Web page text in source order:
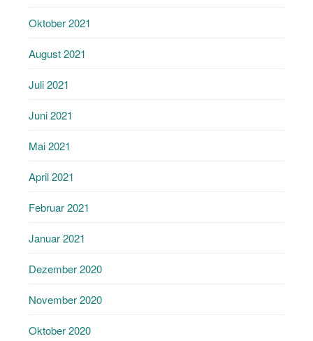
Oktober 2021
August 2021
Juli 2021
Juni 2021
Mai 2021
April 2021
Februar 2021
Januar 2021
Dezember 2020
November 2020
Oktober 2020